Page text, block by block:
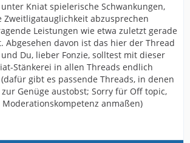
Kniat spielerische Schwankungen,
abzusprechen
Leistungen wie etwa zuletzt gerade
Abgesehen davon ist das hier der Thread
Du, lieber Fonzie, solltest mit dieser
Stänkerei in allen Threads endlich
gibt es passende Threads, in denen
Genüge austobst; Sorry für Off topic,
anmaßen)